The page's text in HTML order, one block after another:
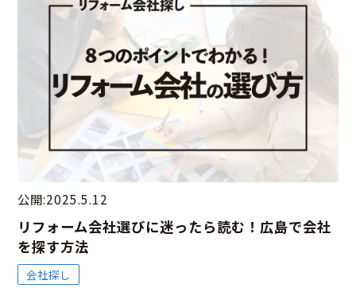
公開:2025.5.12
リフォーム会社選びに迷ったら読む！広島で会社
を探す方法
会社探し